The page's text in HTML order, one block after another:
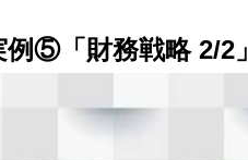
⑤「財務戦略 2/2」